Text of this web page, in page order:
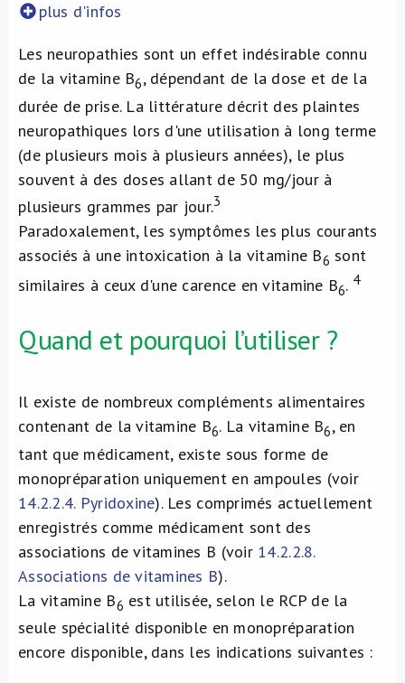
plus d'infos
Les neuropathies sont un effet indésirable connu
de la vitamine B6, dépendant de la dose et de la
durée de prise. La littérature décrit des plaintes
neuropathiques lors d'une utilisation à long terme
(de plusieurs mois à plusieurs années), le plus
souvent à des doses allant de 50 mg/jour à
plusieurs grammes par jour.3
Paradoxalement, les symptômes les plus courants
associés à une intoxication à la vitamine B6 sont
similaires à ceux d'une carence en vitamine B6. 4
Quand et pourquoi l’utiliser ?
Il existe de nombreux compléments alimentaires
contenant de la vitamine B6. La vitamine B6, en
tant que médicament, existe sous forme de
monopréparation uniquement en ampoules (voir
14.2.2.4. Pyridoxine). Les comprimés actuellement
enregistrés comme médicament sont des
associations de vitamines B (voir 14.2.2.8.
Associations de vitamines B).
La vitamine B6 est utilisée, selon le RCP de la
seule spécialité disponible en monopréparation
encore disponible, dans les indications suivantes :